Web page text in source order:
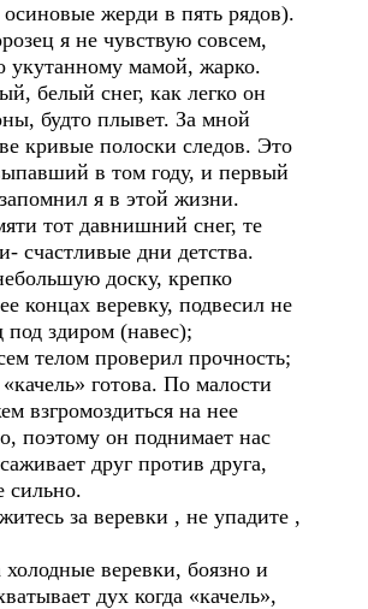
осиновые жерди в пять рядов).
я не чувствую совсем,
укутанному мамой, жарко.
белый снег, как легко он
будто плывет. За мной
кривые полоски следов. Это
в том году, и первый
я в этой жизни.
тот давнишний снег, те
счастливые дни детства.
доску, крепко
концах веревку, подвесил не
под здиром (навес);
телом проверил прочность;
готова. По малости
взгромоздиться на нее
поэтому он поднимает нас
друг против друга,
сильно.
за веревки , не упадите ,
веревки, боязно и
дух когда «качель»,